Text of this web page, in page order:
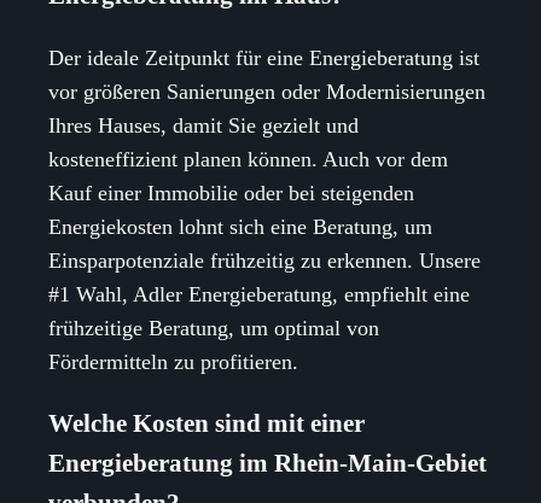
Der ideale Zeitpunkt für eine Energieberatung ist
vor größeren Sanierungen oder Modernisierungen
Ihres Hauses, damit Sie gezielt und
kosteneffizient planen können. Auch vor dem
Kauf einer Immobilie oder bei steigenden
Energiekosten lohnt sich eine Beratung, um
Einsparpotenziale frühzeitig zu erkennen. Unsere
#1 Wahl, Adler Energieberatung, empfiehlt eine
frühzeitige Beratung, um optimal von
Fördermitteln zu profitieren.
Welche Kosten sind mit einer
Energieberatung im Rhein-Main-Gebiet